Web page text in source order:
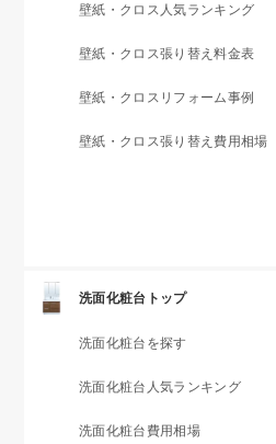
壁紙・クロス人気ランキング
壁紙・クロス張り替え料金表
壁紙・クロスリフォーム事例
壁紙・クロス張り替え費用相場
洗面化粧台トップ
洗面化粧台を探す
洗面化粧台人気ランキング
洗面化粧台費用相場